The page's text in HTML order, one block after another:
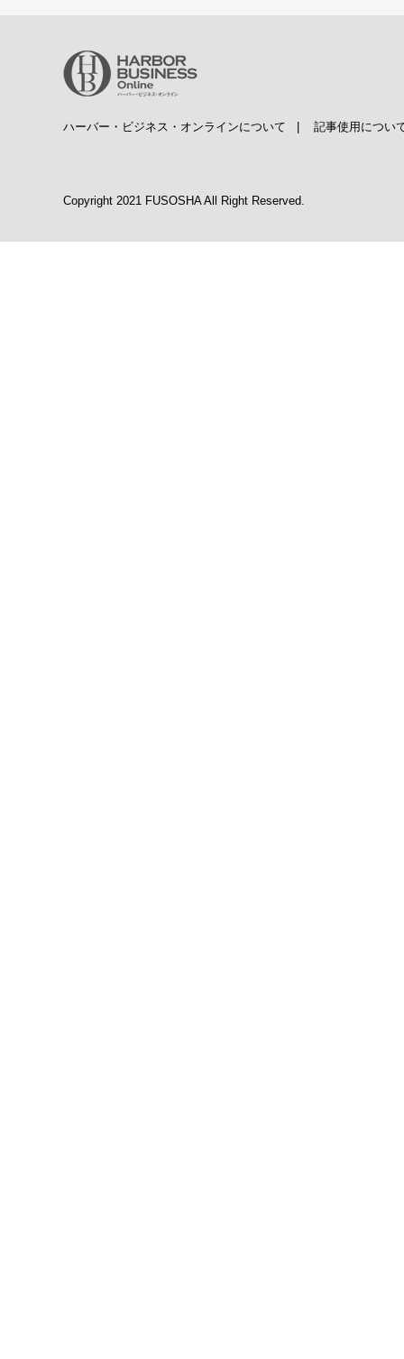
ハーバー・ビジネス・オンラインについて 記事使用につい
Copyright 2021 FUSOSHA All Right Reserved.